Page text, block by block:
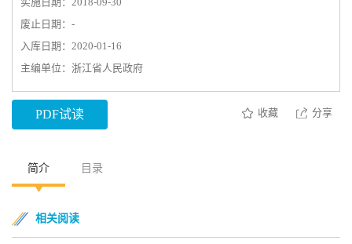
废止日期：-
入库日期：2020-01-16
主编单位：浙江省人民政府
PDF试读 收藏 分享
简介 目录
相关阅读